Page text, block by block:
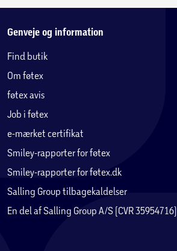
Genveje og information
Find butik
Om føtex
føtex avis
Job i føtex
e-mærket certifikat
Smiley-rapporter for føtex
Smiley-rapporter for føtex.dk
Salling Group tilbagekaldelser
En del af Salling Group A/S (CVR 35954716)